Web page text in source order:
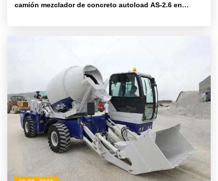
camión mezclador de concreto autoload AS-2.6 en